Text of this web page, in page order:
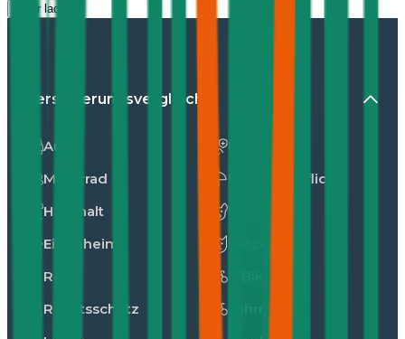
Mehr laden
Versicherungsvergleiche
Auto
Motorrad
Haushalt
Eigenheim
Reise
Rechtsschutz
Unfall
Privathaftpflicht
Hunde
Fahrrad